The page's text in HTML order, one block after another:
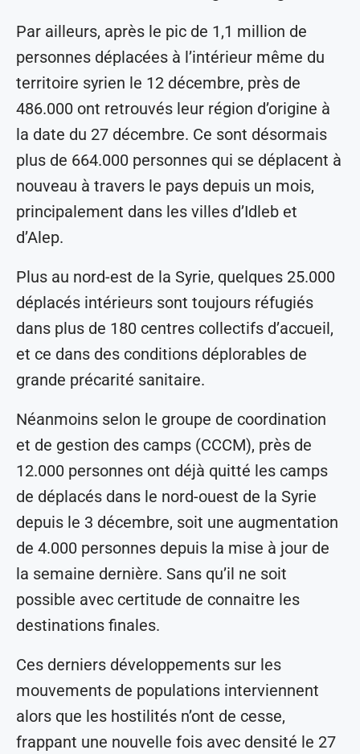
Par ailleurs, après le pic de 1,1 million de
personnes déplacées à l’intérieur même du
territoire syrien le 12 décembre, près de
486.000 ont retrouvés leur région d’origine à
la date du 27 décembre. Ce sont désormais
plus de 664.000 personnes qui se déplacent à
nouveau à travers le pays depuis un mois,
principalement dans les villes d’Idleb et
d’Alep.
Plus au nord-est de la Syrie, quelques 25.000
déplacés intérieurs sont toujours réfugiés
dans plus de 180 centres collectifs d’accueil,
et ce dans des conditions déplorables de
grande précarité sanitaire.
Néanmoins selon le groupe de coordination
et de gestion des camps (CCCM), près de
12.000 personnes ont déjà quitté les camps
de déplacés dans le nord-ouest de la Syrie
depuis le 3 décembre, soit une augmentation
de 4.000 personnes depuis la mise à jour de
la semaine dernière. Sans qu’il ne soit
possible avec certitude de connaitre les
destinations finales.
Ces derniers développements sur les
mouvements de populations interviennent
alors que les hostilités n’ont de cesse,
frappant une nouvelle fois avec densité le 27